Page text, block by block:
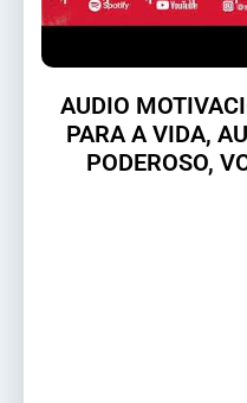
AUDIO
PARA A VIDA,
PODEROSO,